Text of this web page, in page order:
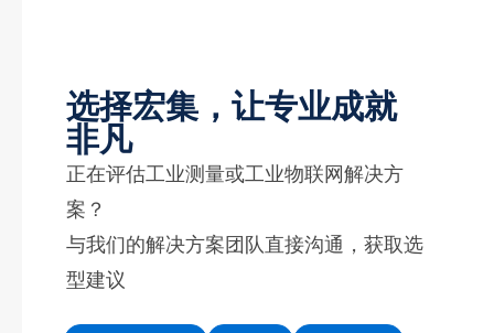
选择宏集，让专业成就
非凡
正在评估工业测量或工业物联网解决方
案？
与我们的解决方案团队直接沟通，获取选
型建议